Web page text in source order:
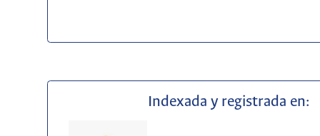
Indexada y registrada en: